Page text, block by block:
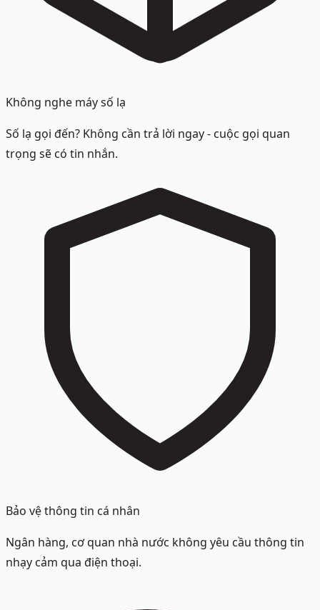
Không nghe máy số lạ
Số lạ gọi đến? Không cần trả lời ngay - cuộc gọi quan
trọng sẽ có tin nhắn.
Bảo vệ thông tin cá nhân
Ngân hàng, cơ quan nhà nước không yêu cầu thông tin
nhạy cảm qua điện thoại.